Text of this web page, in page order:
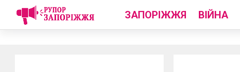
ЗАПОРІЖЖЯ ВІЙНА